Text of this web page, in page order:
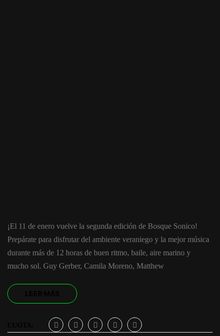
¡El 11 de enero vuelve la segunda edición de Bosque Sonico!
Prepárate para disfrutar del ambiente veraniego y la mejor música
durante más de 12 horas de buen ritmo, baile, aire marino y
mucho sol. Guy Gerber, Camila Moreno, Matthew